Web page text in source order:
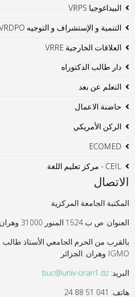
البيداغوجيا VRPS
التنمية و الإستشراف و التوجيه VRDPO
العلاقات الخارجية VRRE
دار طالب الدكتوراه
التعلم عن بعد
حاضنة الاعمال
الركن الأمريكي
ECOMED
CEIL - مركز تعليم اللغة
الاتصال
المكتبة الجامعة المركزية
العنوان: ص ب 1524 المنور 31000 وهران
بالقرب من الحرم الجامعي الأستاذ
IGMO وهران. الجزائر
البريد: buc@univ-oran1.dz
هاتف: 041 51 88 24